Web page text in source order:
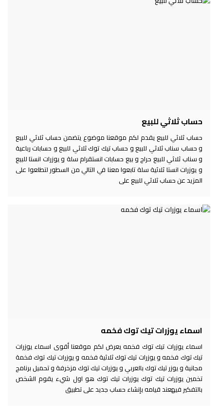
حساب ثلاثي للبيع
حساب ثلاثي للبيع يقدم لكم موقعنا موضوع يتضمن حساب ثلاثي للبيع
و حساب سناب ثلاثي للبيع و حساب تيك توك ثلاثي للبيع و حسابات رباعية
و سناب ثلاثي للبيع حراج و بيع حسابات انستقرام سلة و يوزرات انستا للبيع
و يوزرات انستا ثلاثية سلة تابعوا معنا في التالي من السطور لتطلعوا على
المزيد عن حساب ثلاثي للبيع على
اسماء يوزرات تيك توك فخمه
اسماء يوزرات تيك توك فخمه يعرض لكم موقعنا أقوى اسماء يوزرات
تيك توك فخمه و يوزرات تيك توك ثلاثية فخمه و يوزرات تيك توك فخمة
مجانية و يوزر تيك توك بالعربي و يوزرات تيك توك مزخرفة و تحميل برنامج
تخمين يوزرات تيك توك يوزرات تيك توك هو اول شيء يقوم الشخص
بالتفكير فيهعند قيامه بإنشاء حساب جديد على تطبيق